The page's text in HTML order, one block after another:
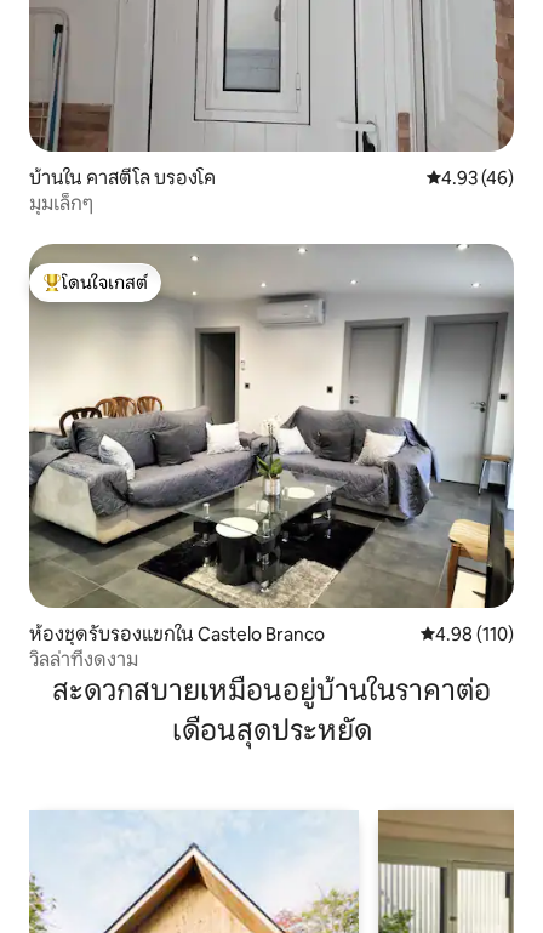
บ้านใน คาสตีโล บรองโค คะแนนเฉลี่ย
4.93 (46)
มุมเล็กๆ
โดนใจเกสต์ที่สุด
โดนใจเกสต์
ห้องชุดรับรองแขกใน Castelo Branco คะแนนเฉลี่ย
4.98 (110)
วิลล่าที่งดงาม
สะดวกสบายเหมือนอยู่บ้านในราคาต่อ
เดือนสุดประหยัด